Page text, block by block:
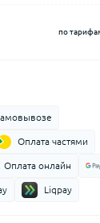
по
Оплата частями
Оплата онлайн
Liqpay